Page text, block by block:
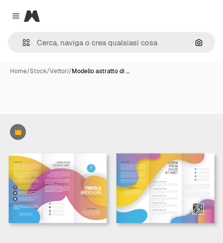
Close menu
Magnific
Cerca
Home/Stock/Vettori/Modello astratto di …
Premium